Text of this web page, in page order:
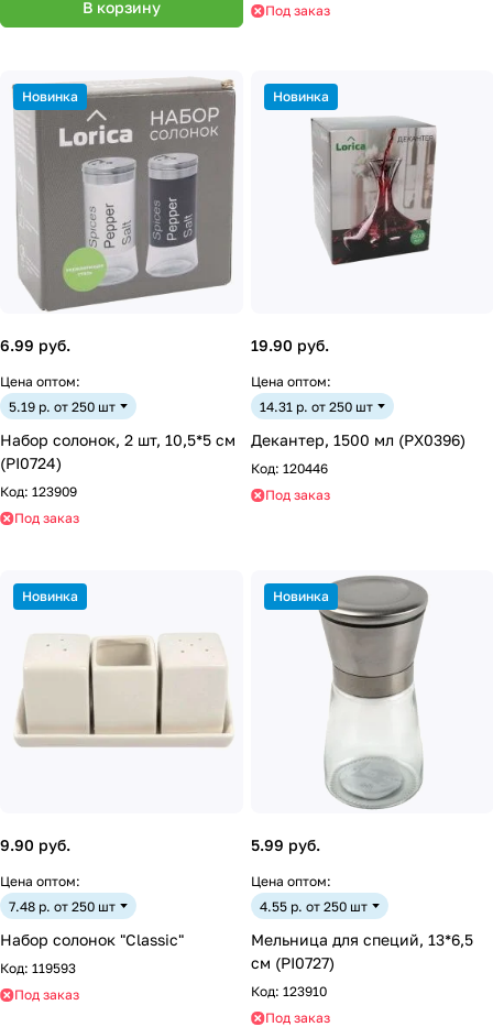
В корзину
Под заказ
Новинка
6.99 руб.
Цена оптом:
5.19 р. от 250 шт
Набор солонок, 2 шт, 10,5*5 см
(PI0724)
Код: 123909
Под заказ
Новинка
19.90 руб.
Цена оптом:
14.31 р. от 250 шт
Декантер, 1500 мл (PX0396)
Код: 120446
Под заказ
Новинка
9.90 руб.
Цена оптом:
7.48 р. от 250 шт
Набор солонок "Classic"
Код: 119593
Под заказ
Новинка
5.99 руб.
Цена оптом:
4.55 р. от 250 шт
Мельница для специй, 13*6,5
см (PI0727)
Код: 123910
Под заказ